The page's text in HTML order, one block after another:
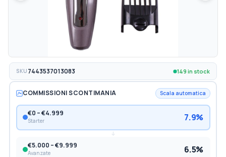
SKU 7443537013083 149 in stock
COMMISSIONI SCONTIMANIA Scala automatica
€0 – €4.999
Starter 7.9%
€5.000 – €9.999
Avanzate 6.5%